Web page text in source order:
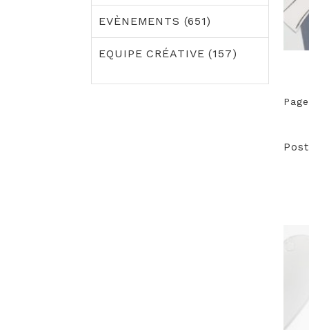
EVÈNEMENTS (651)
EQUIPE CRÉATIVE (157)